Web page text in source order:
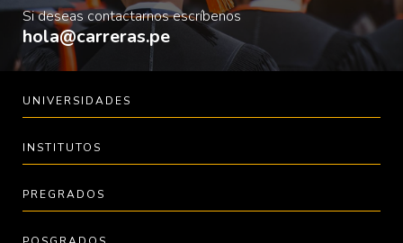
Si deseas contactarnos escríbenos
hola@carreras.pe
UNIVERSIDADES
INSTITUTOS
PREGRADOS